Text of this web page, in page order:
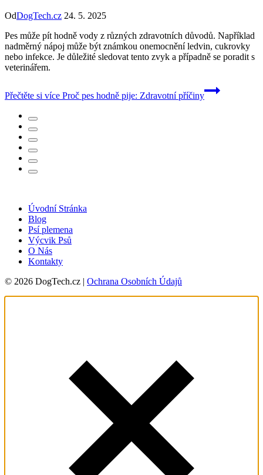
OdDogTech.cz 24. 5. 2025
Pes může pít hodně vody z různých zdravotních důvodů. Například
nadměrný nápoj může být známkou onemocnění ledvin, cukrovky
nebo infekce. Je důležité sledovat tento zvyk a případně se poradit s
veterinářem.
Přečtěte si více Proč pes hodně pije: Zdravotní příčiny
Úvodní Stránka
Blog
Psí plemena
Výcvik Psů
O Nás
Kontakty
© 2026 DogTech.cz | Ochrana Osobních Údajů